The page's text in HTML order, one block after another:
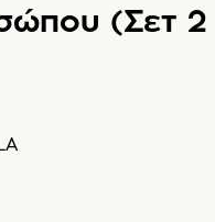
(Σετ 2